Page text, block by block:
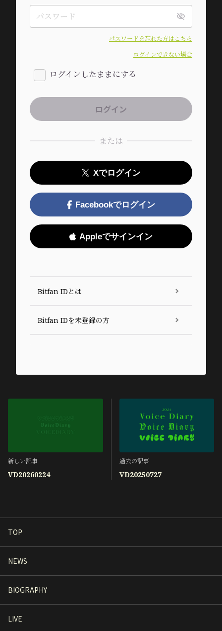
パスワードを忘れた方はこちら
ログインできない場合
ログインしたままにする
または
Xでログイン
Facebookでログイン
Appleでサインイン
Bitfan IDとは
Bitfan IDを未登録の方
新しい記事
VD20260224
過去の記事
VD20250727
TOP
NEWS
BIOGRAPHY
LIVE